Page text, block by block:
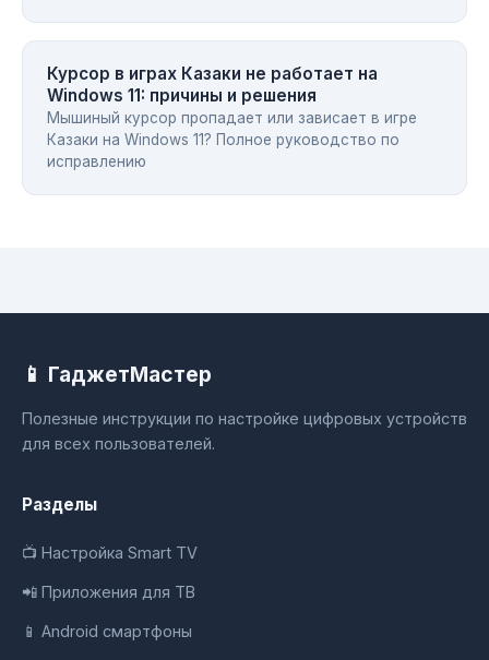
Курсор в играх Казаки не работает на
Windows 11: причины и решения
Мышиный курсор пропадает или зависает в игре
Казаки на Windows 11? Полное руководство по
исправлению
📱 ГаджетМастер
Полезные инструкции по настройке цифровых устройств
для всех пользователей.
Разделы
📺 Настройка Smart TV
📲 Приложения для ТВ
📱 Android смартфоны